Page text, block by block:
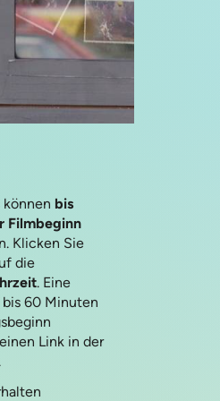
bis
Filmbeginn
Klicken Sie
die
. Eine
60 Minuten
Link in der